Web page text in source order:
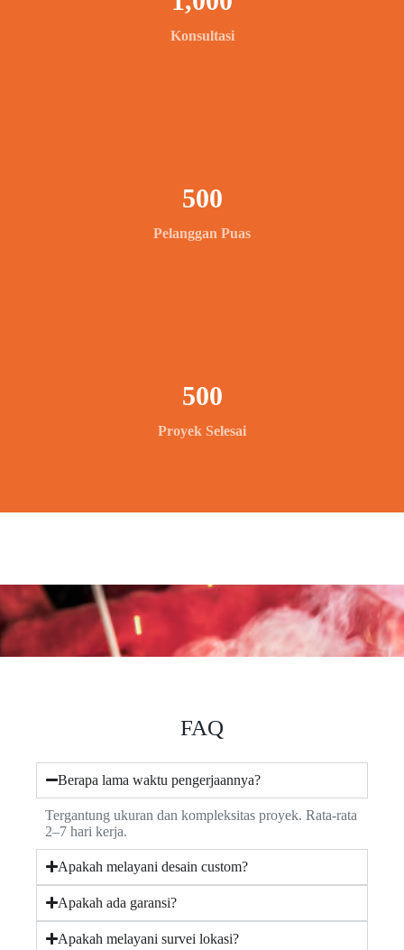
Konsultasi
Pelanggan Puas
500
Proyek Selesai
500
FAQ
Berapa lama waktu pengerjaannya?
Tergantung ukuran dan kompleksitas proyek. Rata-rata
2–7 hari kerja.
Apakah melayani desain custom?
Apakah ada garansi?
Apakah melayani survei lokasi?